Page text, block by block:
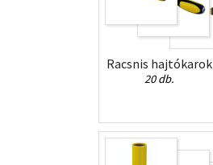
Racsnis hajtókarok
20 db.